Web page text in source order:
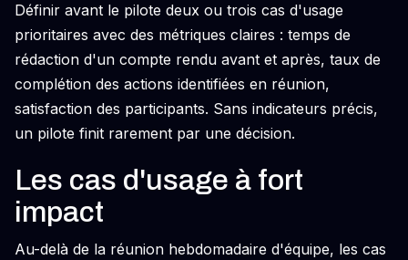
Définir avant le pilote deux ou trois cas d'usage
prioritaires avec des métriques claires : temps de
rédaction d'un compte rendu avant et après, taux de
complétion des actions identifiées en réunion,
satisfaction des participants. Sans indicateurs précis,
un pilote finit rarement par une décision.
Les cas d'usage à fort
impact
Au-delà de la réunion hebdomadaire d'équipe, les cas